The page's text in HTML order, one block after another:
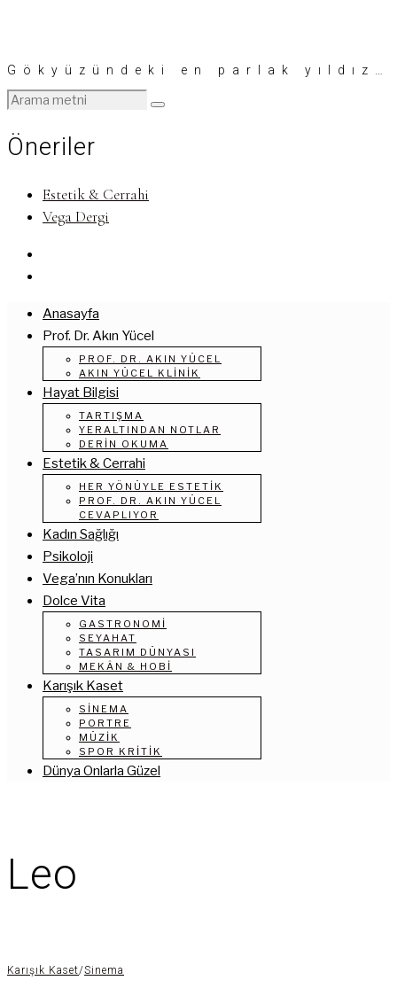
Gökyüzündeki en parlak yıldız…
Öneriler
Estetik & Cerrahi
Vega Dergi
Anasayfa
Prof. Dr. Akın Yücel
PROF. DR. AKIN YÜCEL
AKIN YÜCEL KLINIK
Hayat Bilgisi
TARTIŞMA
YERALTINDAN NOTLAR
DERIN OKUMA
Estetik & Cerrahi
HER YÖNÜYLE ESTETIK
PROF. DR. AKIN YÜCEL
CEVAPLIYOR
Kadın Sağlığı
Psikoloji
Vega’nın Konukları
Dolce Vita
GASTRONOMI
SEYAHAT
TASARIM DÜNYASI
MEKÂN & HOBI
Karışık Kaset
SINEMA
PORTRE
MÜZIK
SPOR KRITIK
Dünya Onlarla Güzel
Leo
Karışık Kaset/Sinema